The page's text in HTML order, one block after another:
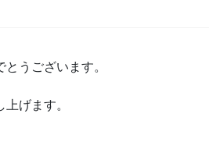
うございます。
げます。